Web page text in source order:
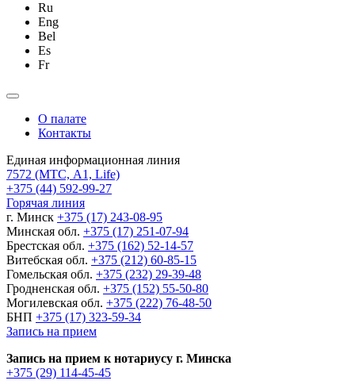
Ru
Eng
Bel
Es
Fr
О палате
Контакты
Единая информационная линия
7572 (МТС, A1, Life)
+375 (44) 592-99-27
Горячая линия
г. Минск +375 (17) 243-08-95
Минская обл. +375 (17) 251-07-94
Брестская обл. +375 (162) 52-14-57
Витебская обл. +375 (212) 60-85-15
Гомельская обл. +375 (232) 29-39-48
Гродненская обл. +375 (152) 55-50-80
Могилевская обл. +375 (222) 76-48-50
БНП +375 (17) 323-59-34
Запись на прием
Запись на прием к нотариусу г. Минска
+375 (29) 114-45-45